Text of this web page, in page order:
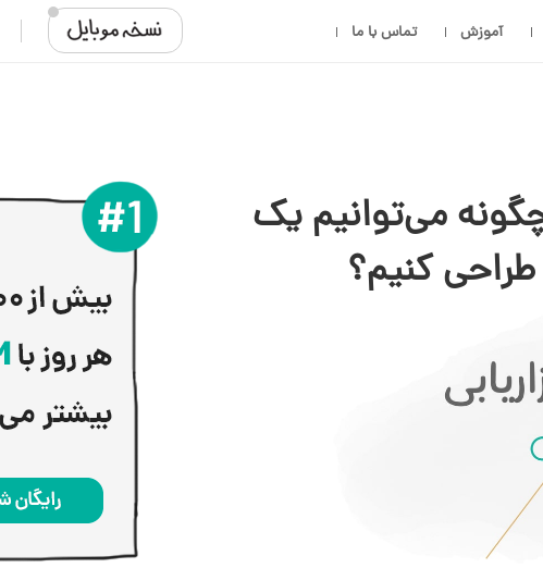
آموزش تماس با ما
می‌توانیم یک
طراحی کنیم؟